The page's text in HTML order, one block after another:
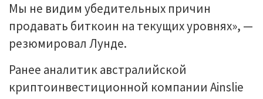
Мы не видим убедительных причин
продавать биткоин на текущих уровнях», —
резюмировал Лунде.
Ранее аналитик австралийской
криптоинвестиционной компании Ainslie